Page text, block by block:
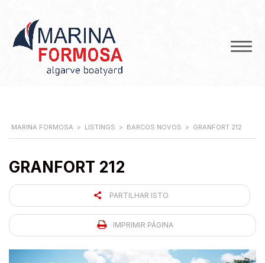
MARINA FORMOSA > LISTINGS > BARCOS NOVOS > GRANFORT 212
GRANFORT 212
PARTILHAR ISTO
IMPRIMIR PÁGINA